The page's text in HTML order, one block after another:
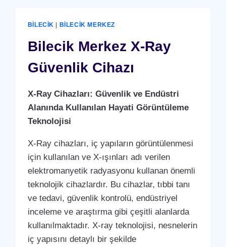
BILECIK | BILECIK MERKEZ
Bilecik Merkez X-Ray
Güvenlik Cihazı
X-Ray Cihazları: Güvenlik ve Endüstri
Alanında Kullanılan Hayati Görüntüleme
Teknolojisi
X-Ray cihazları, iç yapıların görüntülenmesi
için kullanılan ve X-ışınları adı verilen
elektromanyetik radyasyonu kullanan önemli
teknolojik cihazlardır. Bu cihazlar, tıbbi tanı
ve tedavi, güvenlik kontrolü, endüstriyel
inceleme ve araştırma gibi çeşitli alanlarda
kullanılmaktadır. X-ray teknolojisi, nesnelerin
iç yapısını detaylı bir şekilde